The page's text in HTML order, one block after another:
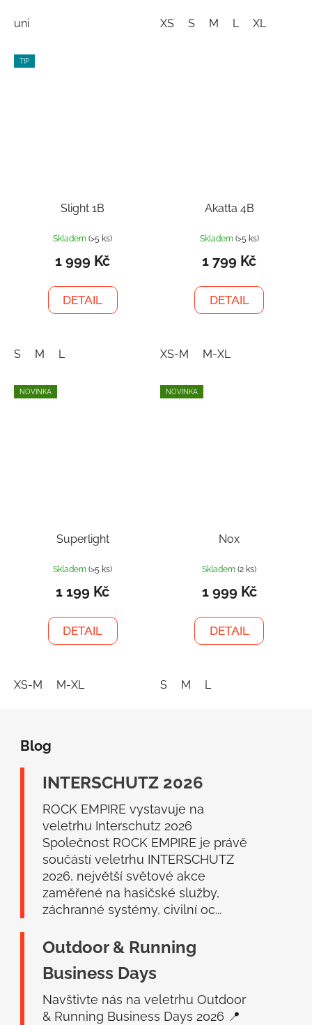
uni XS S M L XL
TIP
Slight 1B
Skladem(>5 ks)
1 999 Kč
DETAIL
S M L
Akatta 4B
Skladem (>5 ks)
1 799 Kč
DETAIL
XS-M M-XL
NOVINKA
Superlight
Skladem(>5 ks)
1 199 Kč
DETAIL
XS-M M-XL
NOVINKA
Nox
Skladem (2 ks)
1 999 Kč
DETAIL
S M L
Blog
INTERSCHUTZ 2026
ROCK EMPIRE vystavuje na
veletrhu Interschutz 2026
Společnost ROCK EMPIRE je právě
součástí veletrhu INTERSCHUTZ
2026, největší světové akce
zaměřené na hasičské služby,
záchranné systémy, civilní oc...
Outdoor & Running
Business Days
Navštivte nás na veletrhu Outdoor
& Running Business Days 2026 📍